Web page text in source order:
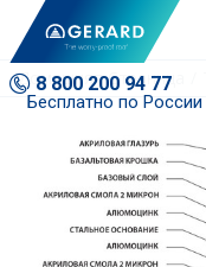
8 800 200 94 77
Бесплатно по России
Домашняя Страница